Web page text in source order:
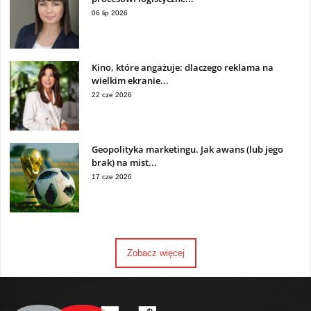
06 lip 2026
Kino, które angażuje: dlaczego reklama na
wielkim ekranie...
22 cze 2026
Geopolityka marketingu. Jak awans (lub jego
brak) na mist...
17 cze 2026
Zobacz więcej